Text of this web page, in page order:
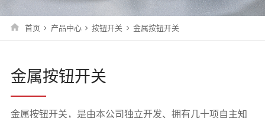
新闻中心
旗舰店
首页 产品中心 按钮开关 金属按钮开关
金属按钮开关
金属按钮开关，是由本公司独立开发、拥有几十项自主知